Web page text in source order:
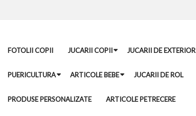
FOTOLII COPII JUCARII COPII JUCARII DE EXTERIOR
PUERICULTURA ARTICOLE BEBE JUCARII DE ROL
PRODUSE PERSONALIZATE ARTICOLE PETRECERE